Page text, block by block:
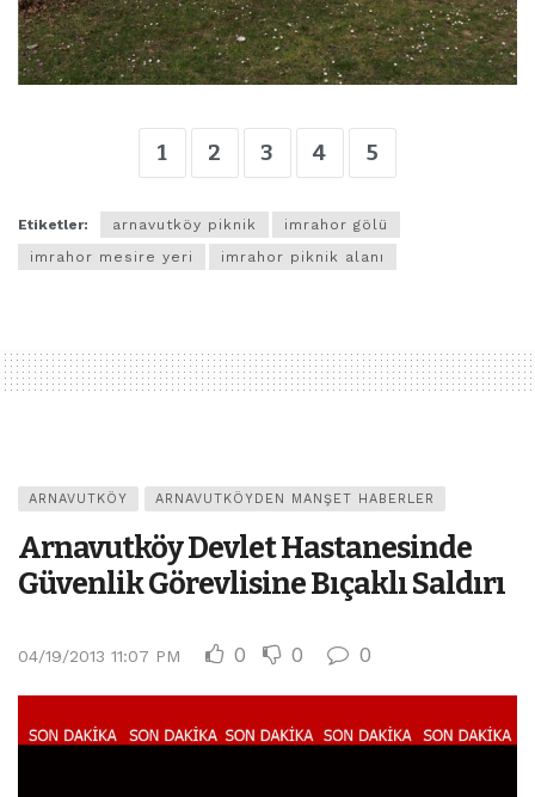
1 2 3 4 5
Etiketler: arnavutköy piknik
imrahor gölü
imrahor mesire yeri
imrahor piknik alanı
ARNAVUTKÖY ARNAVUTKÖYDEN MANŞET HABERLER
Arnavutköy Devlet Hastanesinde
Güvenlik Görevlisine Bıçaklı Saldırı
04/19/2013 11:07 PM 0 0 0